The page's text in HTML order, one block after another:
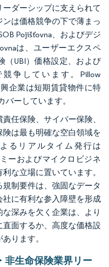
ダーシップに支えられて
は価格競争の下で薄まっ
Pojišťovna、およびデジ
は、ユーザーエクスペ
（UBI）価格設定、および
争しています。Pillow
企業は短期賃貸物件に特
バーしています。
任保険、サイバー保険、
は最も明確な空白領域を
るリアルタイム発行は
ーおよびマイクロビジネ
な立場に置いています。
制要件は、強固なデータ
に有利な参入障壁を形成
深みを欠く企業は、より
面するか、高度な価格設
ります。
非生命保険業界リー